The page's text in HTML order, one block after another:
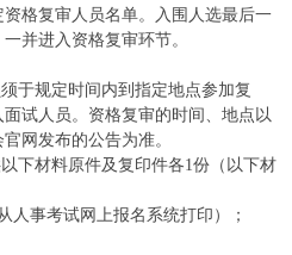
格复审人员名单。入围人选最后一
并进入资格复审环节。
于规定时间内到指定地点参加复
试人员。资格复审的时间、地点以
网发布的公告为准。
下材料原件及复印件各1份（以下材
人事考试网上报名系统打印）；